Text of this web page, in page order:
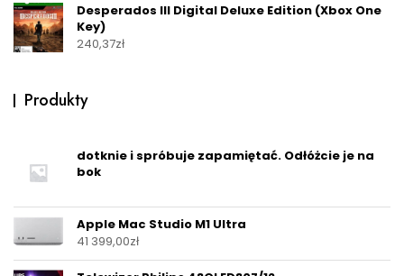
Desperados III Digital Deluxe Edition (Xbox One
Key)
240,37zł
Produkty
dotknie i spróbuje zapamiętać. Odłóżcie je na
bok
Apple Mac Studio M1 Ultra
41 399,00zł